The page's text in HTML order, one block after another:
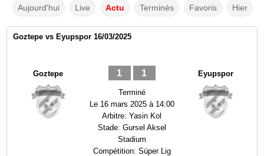
Aujourd'hui Live Actu Terminés Favoris Hier
Goztepe vs Eyupspor 16/03/2025
Goztepe 1 1
Terminé
Le 16 mars 2025 à 14:00
Arbitre:Yasin Kol
Stade: Gursel Aksel
Stadium
Compétition: Süper Lig
Eyupspor